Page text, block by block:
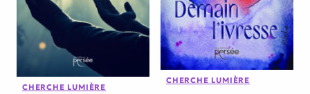
CHERCHE LUMIÈRE
CHERCHE LUMIÈRE